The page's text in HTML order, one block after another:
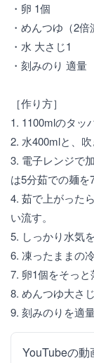
・卵 1個
・めんつゆ（2
・水 大さじ1
・刻みのり 適量
［作り方］
1. 1100mlのタッ
2. 水400mlと、
3. 電子レンジで
は5分茹での麺を
4. 茹で上がった
い流す。
5. しっかり水気
6. 凍ったままの
7. 卵1個をそっと
8. めんつゆ大さ
9. 刻みのりを適
YouTubeの動